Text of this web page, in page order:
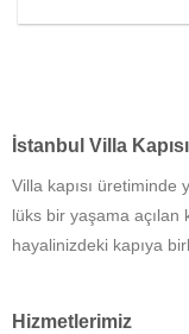
İstanbul Villa Kapısı
Villa kapısı üretiminde
lüks bir yaşama açılan
hayalinizdeki kapıya
Hizmetlerimiz